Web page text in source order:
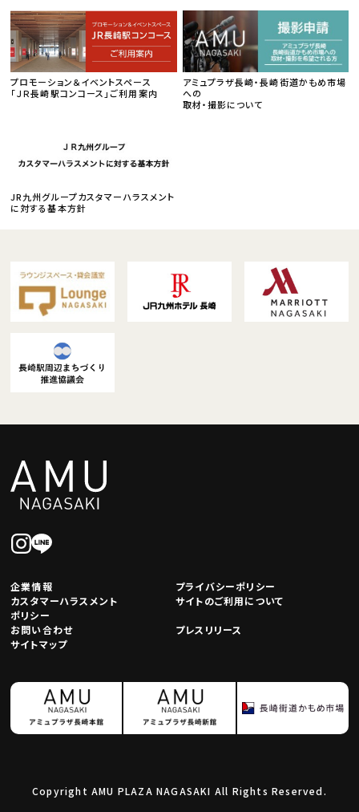
プロモーション＆イベントスペース
「ＪＲ長崎駅コンコース」ご利用案内
アミュプラザ長崎・長崎街道かもめ市場
への
取材・撮影について
JR九州グループカスタマーハラスメント
に対する基本方針
企業情報
プライバシーポリシー
カスタマーハラスメント
ポリシー
サイトのご利用について
お問い合わせ
プレスリリース
サイトマップ
Copyright AMU PLAZA NAGASAKI All Rights Reserved.